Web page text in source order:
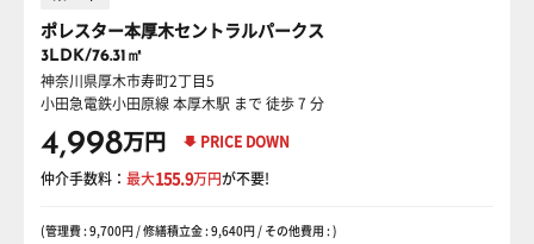
ポレスター本厚木セントラルパークス
3LDK/76.31㎡
神奈川県厚木市寿町2丁目5
小田急電鉄小田原線 本厚木駅 まで 徒歩 7 分
4,998万円 PRICE DOWN
仲介手数料： 最大155.9万円が不要!
(管理費 : 9,700円 / 修繕積立金 : 9,640円 / その他費用 : )